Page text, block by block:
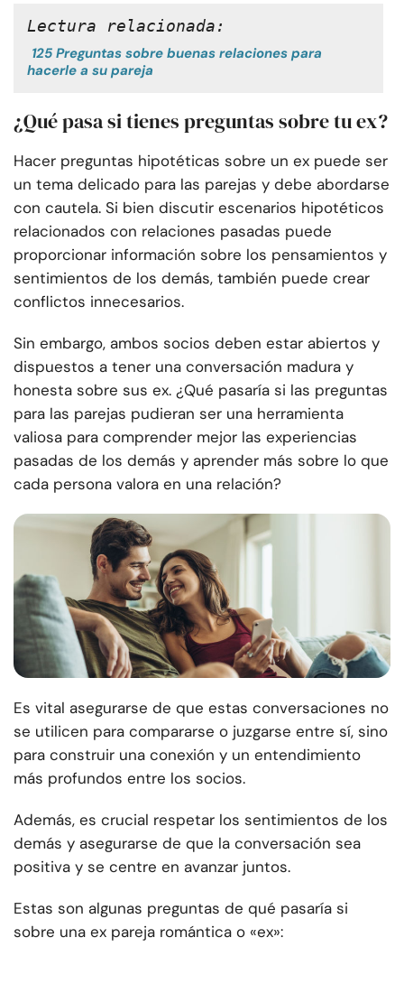
Lectura relacionada:
125 Preguntas sobre buenas relaciones para
hacerle a su pareja
¿Qué pasa si tienes preguntas sobre tu ex?
Hacer preguntas hipotéticas sobre un ex puede ser
un tema delicado para las parejas y debe abordarse
con cautela. Si bien discutir escenarios hipotéticos
relacionados con relaciones pasadas puede
proporcionar información sobre los pensamientos y
sentimientos de los demás, también puede crear
conflictos innecesarios.
Sin embargo, ambos socios deben estar abiertos y
dispuestos a tener una conversación madura y
honesta sobre sus ex. ¿Qué pasaría si las preguntas
para las parejas pudieran ser una herramienta
valiosa para comprender mejor las experiencias
pasadas de los demás y aprender más sobre lo que
cada persona valora en una relación?
Es vital asegurarse de que estas conversaciones no
se utilicen para compararse o juzgarse entre sí, sino
para construir una conexión y un entendimiento
más profundos entre los socios.
Además, es crucial respetar los sentimientos de los
demás y asegurarse de que la conversación sea
positiva y se centre en avanzar juntos.
Estas son algunas preguntas de qué pasaría si
sobre una ex pareja romántica o «ex»: